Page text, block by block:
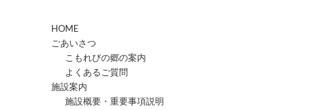
HOME
ごあいさつ
こもれびの郷の案内
よくあるご質問
施設案内
施設概要・重要事項説明